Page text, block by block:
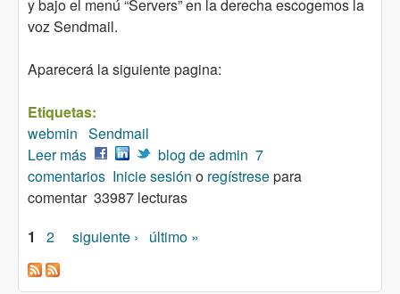
y bajo el menú “Servers” en la derecha escogemos la
voz Sendmail.
Aparecerá la siguiente pagina:
Etiquetas:
webmin Sendmail
Leer más sobre Webmin y Sendmail
blog de admin 7
comentarios Inicie sesión o regístresepara
comentar 33987 lecturas
Páginas
1 2 siguiente › último »